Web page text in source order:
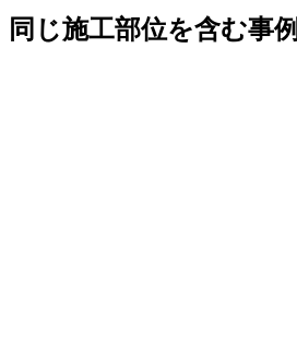
同じ施工部位を含む事例